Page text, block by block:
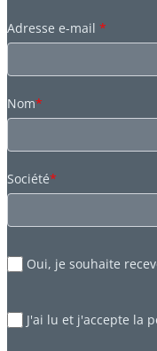
Adresse e-mail *
Nom*
Société*
Oui, je souhaite
J'ai lu et j'accepte la